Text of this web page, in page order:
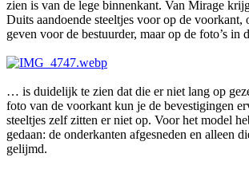
zien is van de lege binnenkant. Van Mirage
Duits aandoende steeltjes voor op de voorkant,
geven voor de bestuurder, maar op de foto’s in
… is duidelijk te zien dat die er niet lang op
foto van de voorkant kun je de bevestigingen
steeltjes zelf zitten er niet op. Voor het model
gedaan: de onderkanten afgesneden en alleen
gelijmd.